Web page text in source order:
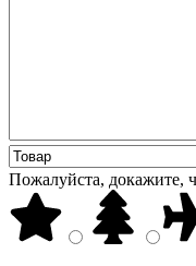
Пожалуйста, докажите,